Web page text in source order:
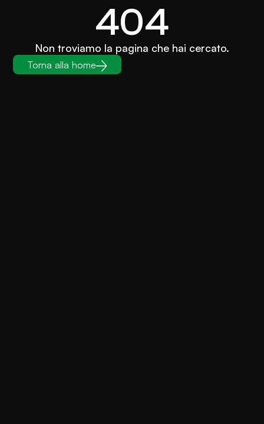
404
Non troviamo la pagina che hai cercato.
Torna alla home